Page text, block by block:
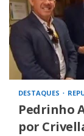
DESTAQUES
Pedrinho
por